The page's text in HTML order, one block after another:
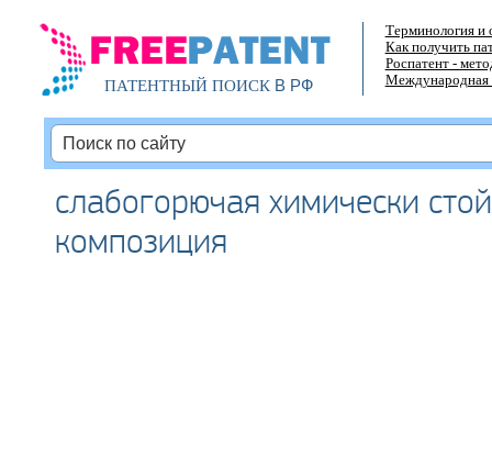
ПАТЕНТНЫЙ ПОИСКВ РФ
Терминология и
Как получить
Роспатент -
Международная
слабогорючая химически
композиция